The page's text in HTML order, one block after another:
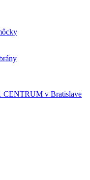
CENTRUM v Bratislave